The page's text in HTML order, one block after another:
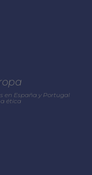
en España y Portugal
ética